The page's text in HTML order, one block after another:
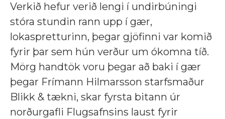
Verkið hefur verið lengi í undirbúningi
stóra stundin rann upp í gær,
lokaspretturinn, þegar gjöfinni var komið
fyrir þar sem hún verður um ókomna tíð.
Mörg handtök voru þegar að baki í gær
þegar Frímann Hilmarsson starfsmaður
Blikk & tækni, skar fyrsta bitann úr
norðurgafli Flugsafnsins laust fyrir